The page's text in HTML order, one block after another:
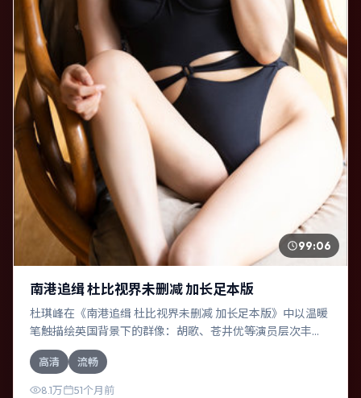
99:06
南港追缉 杜比视界未删减 加长足本版
杜琪峰在《南港追缉 杜比视界未删减 加长足本版》中以温暖
笔触描绘英国背景下的群像：胡歌、苍井优等演员层次丰
富。作为一部动作作品，故事从日常裂缝切入，逐步推向不
可逆转的结局；视听语言统一，情感落点克制有力。
高清 流畅
8.1万 51个月前